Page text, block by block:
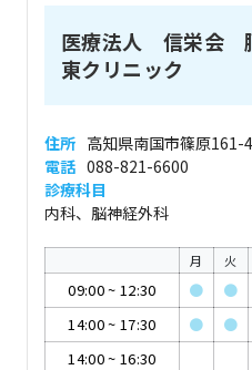
医療法人 信栄会
東クリニック
住所 高知県南国市篠原161-4
電話 088-821-6600
診療科目
内科、脳神経外科
月 火
09:00~ 12:30 ● ●
14:00~ 17:30 ● ●
14:00~ 16:30